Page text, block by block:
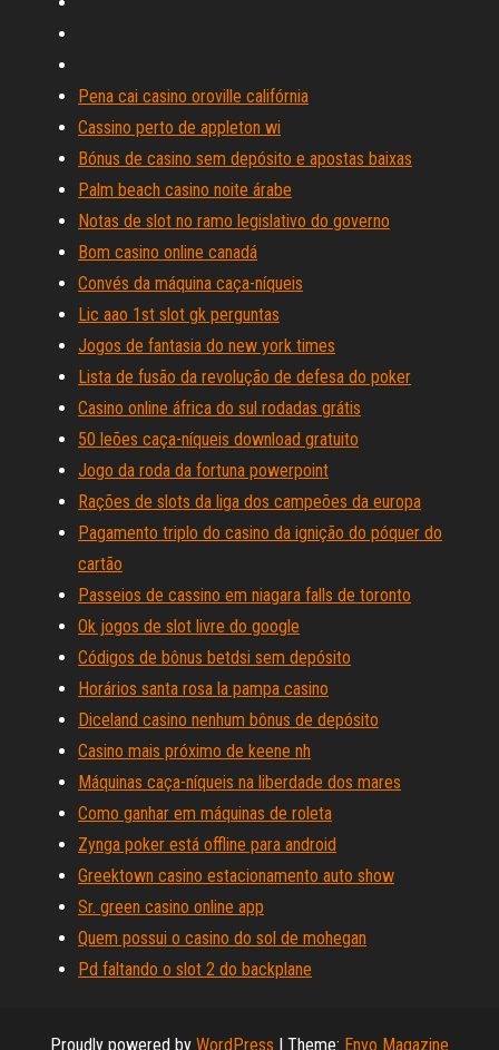
Pena cai casino oroville califórnia
Cassino perto de appleton wi
Bónus de casino sem depósito e apostas baixas
Palm beach casino noite árabe
Notas de slot no ramo legislativo do governo
Bom casino online canadá
Convés da máquina caça-níqueis
Lic aao 1st slot gk perguntas
Jogos de fantasia do new york times
Lista de fusão da revolução de defesa do poker
Casino online áfrica do sul rodadas grátis
50 leões caça-níqueis download gratuito
Jogo da roda da fortuna powerpoint
Rações de slots da liga dos campeões da europa
Pagamento triplo do casino da ignição do póquer do
cartão
Passeios de cassino em niagara falls de toronto
Ok jogos de slot livre do google
Códigos de bônus betdsi sem depósito
Horários santa rosa la pampa casino
Diceland casino nenhum bônus de depósito
Casino mais próximo de keene nh
Máquinas caça-níqueis na liberdade dos mares
Como ganhar em máquinas de roleta
Zynga poker está offline para android
Greektown casino estacionamento auto show
Sr. green casino online app
Quem possui o casino do sol de mohegan
Pd faltando o slot 2 do backplane
Proudly powered by WordPress | Theme: Envo Magazine